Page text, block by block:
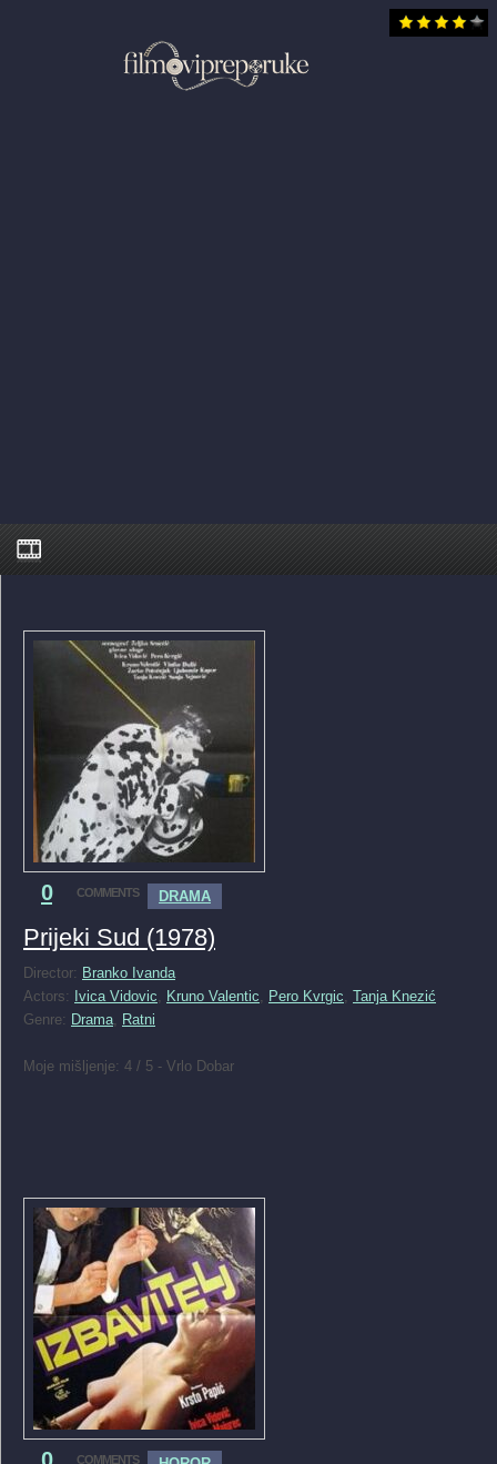
0 COMMENTS DRAMA
Prijeki Sud (1978)
Director: Branko Ivanda
Actors:
Ivica Vidovic, Kruno Valentic, Pero Kvrgic, Tanja Knezić
Genre: Drama, Ratni
Moje mišljenje: 4 / 5 - Vrlo Dobar
COMMENTS